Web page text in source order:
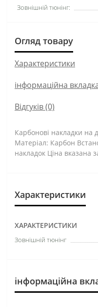
Зовнішній тюнінг:
Огляд товару
Характеристики
інформаційна
Відгуків (0)
Карбонові накладки на
Матеріал: Карбон
накладок Ціна вказана
Характеристики
ХАРАКТЕРИСТИКИ
Зовнішній тюнінг
інформаційна